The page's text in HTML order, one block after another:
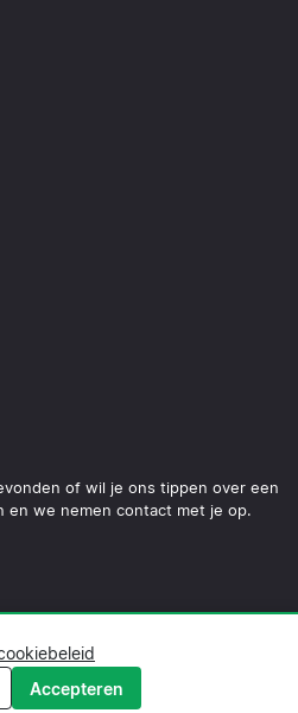
of wil je ons tippen over een
en we nemen contact met je op.
·
Accepteren